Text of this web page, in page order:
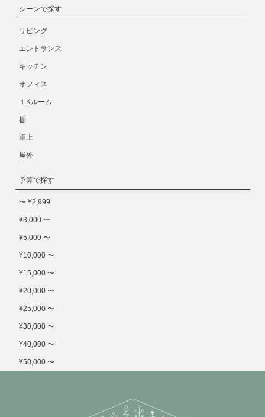
シーンで探す
リビング
エントランス
キッチン
オフィス
１Kルーム
棚
卓上
屋外
予算で探す
〜 ¥2,999
¥3,000 〜
¥5,000 〜
¥10,000 〜
¥15,000 〜
¥20,000 〜
¥25,000 〜
¥30,000 〜
¥40,000 〜
¥50,000 〜